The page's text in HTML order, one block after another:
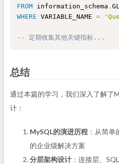
FROM information_schema .
WHERE VARIABLE_NAME =
-- 定期收集其他关键指标...
总结
通过本篇的学习，我们深入了解了
计：
MySQL的演进历程 ：从简
的企业级解决方案
分层架构设计 ：连接层、